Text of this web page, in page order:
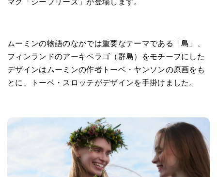
ムーミンの物語のなかでは重要なテーマである「島」、
フィンランドのアーキペラゴ（群島）をモチーフにした
デザインはムーミンの作者トーベ・ヤンソンの原画をも
とに、トーベ・スロッテがデザインを手掛けました。